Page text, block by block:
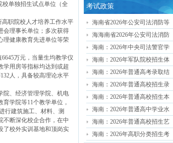
校单独招生试点单位（全
职院校人才培养工作水平
会理事长单位；多次获得
理健康教育先进单位等荣
万元，当量生均教学仪
学用房等指标均达到或超
人，具备较高理论水平
院、经济管理学院、机电
学院等11个教学单位，
行建筑施工、材料、测
不断深化校企合作，在中
了校外实训基地和顶岗实
考试政策
海南省2026年公安司法消防等
海海南省2026年公安司法消防
海南：2026年中央司法警官学
海南：2026年军队院校招生体
海南：2026年普通高考录取结
海南：2026年普通高校招生录
海南：2026年普通高校招生本
海南：2026年普通高中学业水
海南：2026年普通高校招生艺
海南：2026年高职分类招生考